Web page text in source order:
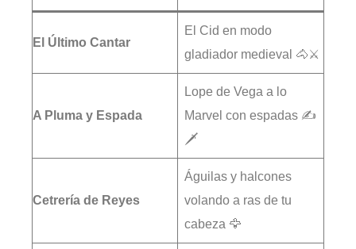
El Último Cantar
El Cid en modo
gladiador medieval 🐴⚔️
A Pluma y Espada
Lope de Vega a lo
Marvel con espadas ✍️
🗡️
Cetrería de Reyes
Águilas y halcones
volando a ras de tu
cabeza 🦅